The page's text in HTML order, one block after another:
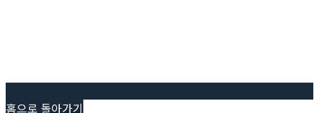
홈으로 돌아가기